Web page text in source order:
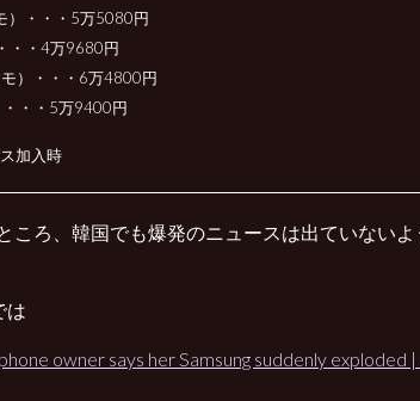
）・・・5万5080円
・・4万9680円
）・・・6万4800円
・・・5万9400円
加入時
ころ、韓国でも爆発のニュースは出ていない
は
owner says her Samsung suddenly exploded